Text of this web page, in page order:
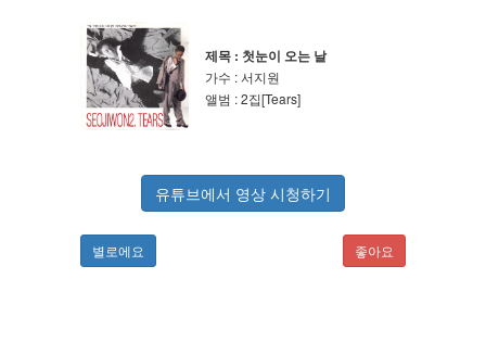
제목 : 첫눈이 오는 날
가수 : 서지원
앨범 : 2집[Tears]
유튜브에서 영상 시청하기
별로에요 좋아요